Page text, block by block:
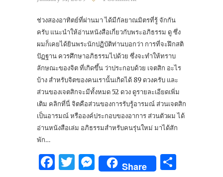
ช่วงสองอาทิตย์ที่ผ่านมา ได้มีกัลยาณมิตรที่รู้ จักกัน
ครับ แนะนำให้อ่านหนังสือเกี่ยวกับพระอภิธรรม ดู ซึ่ง
ผมก็เคยได้ยินพระนักปฏิบัติท่านบอกว่า การที่จะฝึกสติ
ปัฏฐาน ควรศึกษาอภิธรรมไปด้วย ซึ่งจะทำให้ทราบ
ลักษณะของจิต ที่เกิดขึ้น ว่าประกอบด้วย เจตสิก อะไร
บ้าง สำหรับจิตของคนเรานั้นเกิดได้ 89 ดวงครับ และ
ส่วนของเจตสิกจะมีทั้งหมด 52 ดวง ดูรายละเอียดเพิ่ม
เติม คลิกที่นี่ จิตคือส่วนของการรับรู้อารมณ์ ส่วนเจตสิก
เป็นอารมณ์ หรือองค์ประกอบของอาการ ส่วนตัวผม ได้
อ่านหนังสือเล่ม อภิธรรมสำหรับคนรุ่นใหม่ มาได้สัก
พัก…
Facebook
Twitter
Messenger
Share